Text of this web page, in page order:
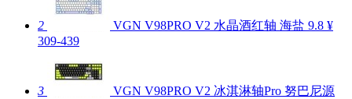
2 VGN V98PRO V2 水晶酒红轴 海盐 9.8 ¥
309-439
3
VGN V98PRO V2 冰淇淋轴Pro 努巴尼源